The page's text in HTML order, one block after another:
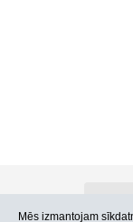
Mēs izmantojam